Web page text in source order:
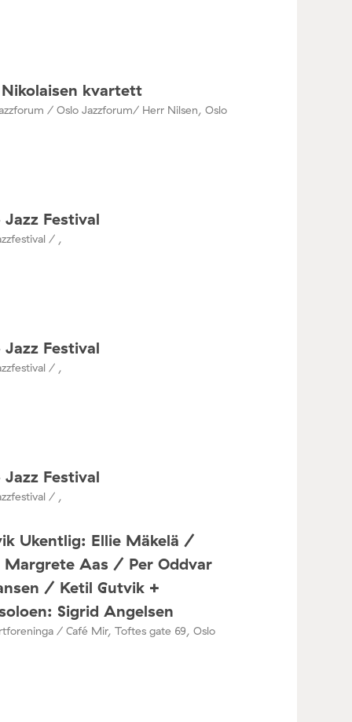
kvartett
/ Oslo Jazzforum/ Herr Nilsen, Oslo
Jazz Festival
/ ,
Jazz Festival
/ ,
Jazz Festival
/ ,
Ukentlig: Ellie Mäkelä /
Margrete Aas / Per Oddvar
/ Ketil Gutvik +
Sigrid Angelsen
/ Café Mir, Toftes gate 69, Oslo